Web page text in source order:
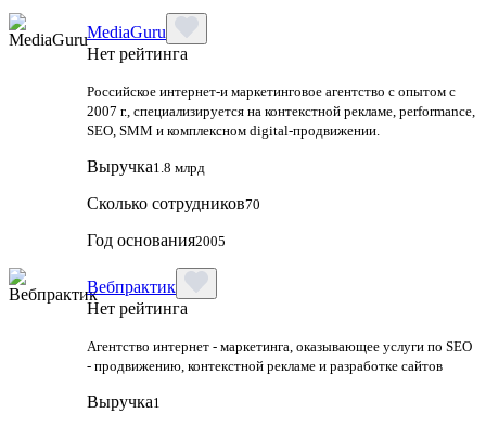
MediaGuru
Нет рейтинга
Российское интернет-и маркетинговое агентство с опытом с
2007 г., специализируется на контекстной рекламе, performance,
SEO, SMM и комплексном digital-продвижении.
Выручка1.8 млрд
Сколько сотрудников70
Год основания2005
Вебпрактик
Нет рейтинга
Агентство интернет - маркетинга, оказывающее услуги по SEO
- продвижению, контекстной рекламе и разработке сайтов
Выручка1